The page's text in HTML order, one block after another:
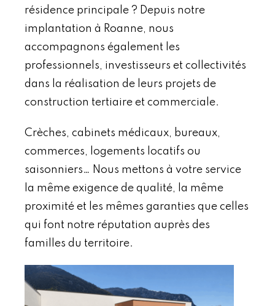
résidence principale ? Depuis notre
implantation à Roanne, nous
accompagnons également les
professionnels, investisseurs et collectivités
dans la réalisation de leurs projets de
construction tertiaire et commerciale.
Crèches, cabinets médicaux, bureaux,
commerces, logements locatifs ou
saisonniers… Nous mettons à votre service
la même exigence de qualité, la même
proximité et les mêmes garanties que celles
qui font notre réputation auprès des
familles du territoire.